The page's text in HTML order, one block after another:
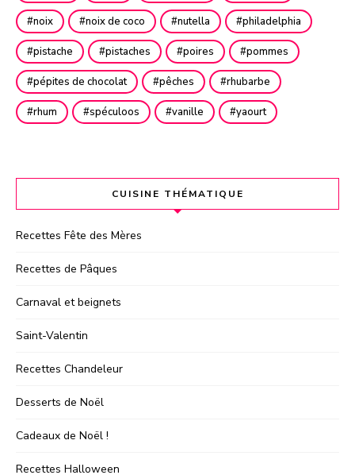
noix noix de coco nutella philadelphia
pistache pistaches poires pommes
pépites de chocolat pêches rhubarbe
rhum spéculoos vanille yaourt
CUISINE THÉMATIQUE
Recettes Fête des Mères
Recettes de Pâques
Carnaval et beignets
Saint-Valentin
Recettes Chandeleur
Desserts de Noël
Cadeaux de Noël !
Recettes Halloween